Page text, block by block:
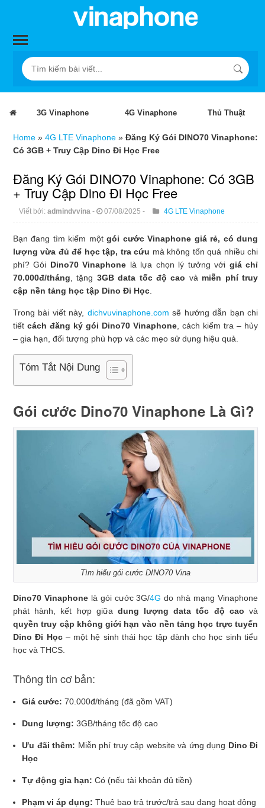
3G Vinaphone 4G Vinaphone Thủ Thuật
Home » 4G LTE Vinaphone » Đăng Ký Gói DINO70 Vinaphone:
Có 3GB + Truy Cập Dino Đi Học Free
Đăng Ký Gói DINO70 Vinaphone: Có 3GB
+ Truy Cập Dino Đi Học Free
Viết bởi: admindvvina - 07/08/2025 - 4G LTE Vinaphone
Bạn đang tìm kiếm mộtgói cước Vinaphone giá rẻ, có dung
lượng vừa đủ để học tập, tra cứu mà không tốn quá nhiều chi
phí? Gói Dino70 Vinaphone là lựa chọn lý tưởng với giá chỉ
70.000đ/tháng , tặng 3GB data tốc độ cao và miễn phí truy
cập nền tảng học tập Dino Đi Học
Trong bài viết này, dichvuvinaphone.com sẽ hướng dẫn bạn chi
tiết cách đăng ký gói Dino70 Vinaphone , cách kiểm tra – hủy
– gia hạn, đối tượng phù hợp và các mẹo sử dụng hiệu quả.
Tóm Tắt Nội Dung
Gói cước Dino70 Vinaphone Là Gì?
Tìm hiểu gói cước DINO70 Vina
Dino70 Vinaphonelà gói cước 3G/4G do nhà mạng Vinaphone
phát hành, kết hợp giữa dung lượng data tốc độ cao và
quyền truy cập không giới hạn vào nền tảng học trực tuyến
Dino Đi Học– một hệ sinh thái học tập dành cho học sinh tiểu
học và THCS.
Thông tin cơ bản:
Giá cước: 70.000đ/tháng (đã gồm VAT)
Dung lượng: 3GB/tháng tốc độ cao
Ưu đãi thêm: Miễn phí truy cập website và ứng dụng Dino Đi
Học
Tự động gia hạn: Có (nếu tài khoản đủ tiền)
Phạm vi áp dụng: Thuê bao trả trước/trả sau đang hoạt động